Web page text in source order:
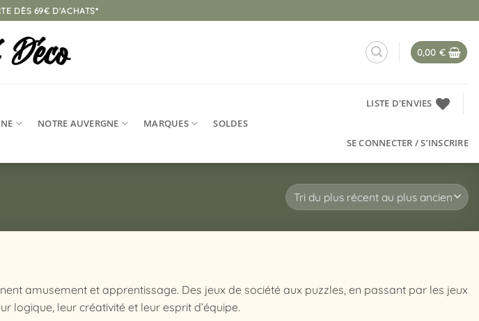
DÈS 69€ D'ACHATS*
0,00 €
NOTRE AUVERGNE MARQUES SOLDES
LISTE D'ENVIES
SE CONNECTER / S’INSCRIRE
amusement et apprentissage. Des jeux de société aux puzzles, en passant par les jeux
logique, leur créativité et leur esprit d’équipe.